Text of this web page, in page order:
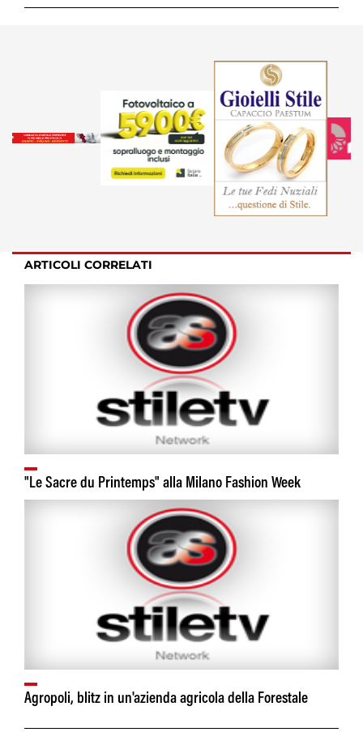
ARTICOLI CORRELATI
"Le Sacre du Printemps" alla Milano Fashion Week
Agropoli, blitz in un'azienda agricola della Forestale